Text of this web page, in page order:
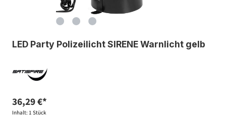
LED Party Polizeilicht SIRENE Warnlicht gelb
36,29 €*
Inhalt: 1 Stück